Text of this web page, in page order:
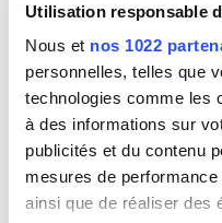
Utilisation responsable
Nous et nos 1022
personnelles, telles que
technologies comme les
à des informations sur
publicités et du contenu
mesures de
ainsi que de réaliser des
Lys est pour les Portugais ce
entendue par les habitants
Dans le cadre de
académique, politique,
ensemble d'actions
lieu à publication, des
l'implication du Portugal
transversale permettra
connu de l'histoire, la
la participation du Corps
événements, et les